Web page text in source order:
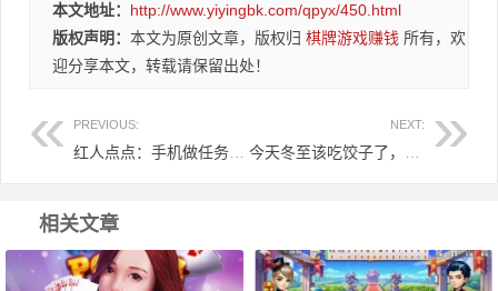
本文地址： http://www.yiyingbk.com/qpyx/450.html
版权声明： 本文为原创文章，版权归 棋牌游戏赚钱 所有，欢
迎分享本文，转载请保留出处！
PREVIOUS: NEXT:
相关文章